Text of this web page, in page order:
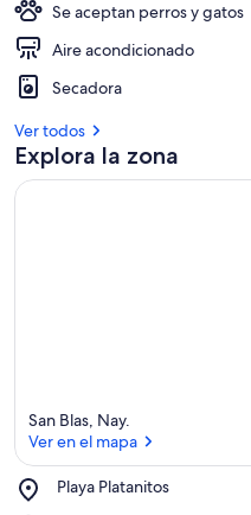
Se aceptan perros y gatos
Aire acondicionado
Secadora
Ver todos
Explora la zona
San Blas, Nay.
Ver en el mapa
Playa Platanitos
Place,